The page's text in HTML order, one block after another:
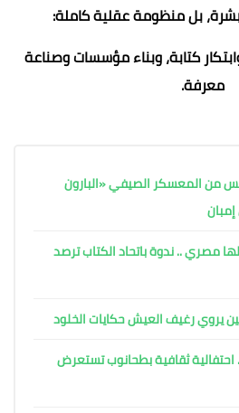
بل منظومة عقلية كاملة:
كتابة، وبناء مؤسسات وصناعة
معرفة.
من المعسكر الصيفي «البارون
مصري .. ندوة باتحاد الكتاب ترصد
يروي رغيف العيش حكايات الخلود
ثقافية بطحانوب تستعرض